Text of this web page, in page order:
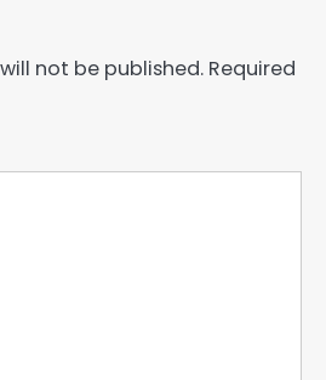
not be published. Required